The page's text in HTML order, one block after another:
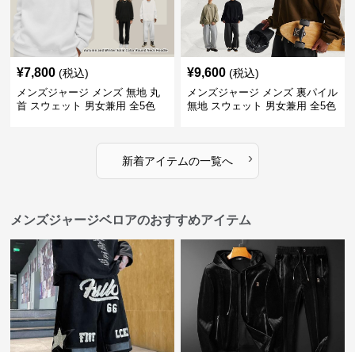
¥7,800 (税込)
メンズジャージ メンズ 無地 丸
首 スウェット 男女兼用 全5色
¥9,600 (税込)
メンズジャージ メンズ 裏パイル
無地 スウェット 男女兼用 全5色
新着アイテムの一覧へ ›
メンズジャージベロアのおすすめアイテム